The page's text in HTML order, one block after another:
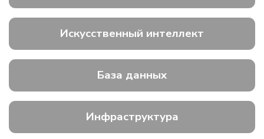
Искусственный интеллект
База данных
Инфраструктура